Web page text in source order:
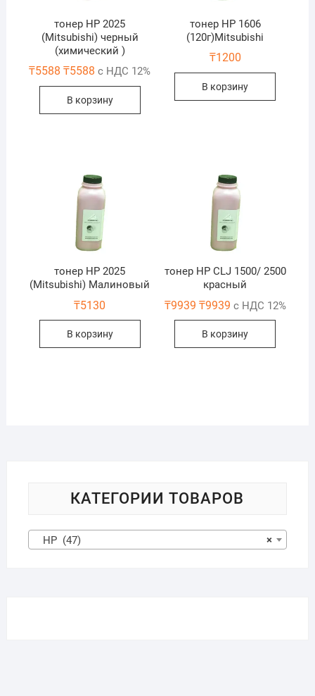
тонер HP 2025
(Mitsubishi) черный
(химический )
₸5588 ₸5588 с НДС 12%
В корзину
тонер HP 1606
(120г)Mitsubishi
₸1200
В корзину
тонер HP 2025
(Mitsubishi) Малиновый
₸5130
В корзину
тонер HP CLJ 1500/ 2500
красный
₸9939 ₸9939 с НДС 12%
В корзину
КАТЕГОРИИ ТОВАРОВ
×
HP (47)